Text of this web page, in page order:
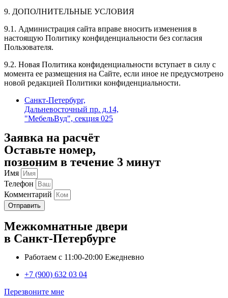
9. ДОПОЛНИТЕЛЬНЫЕ УСЛОВИЯ
9.1. Администрация сайта вправе вносить изменения в
настоящую Политику конфиденциальности без согласия
Пользователя.
9.2. Новая Политика конфиденциальности вступает в силу с
момента ее размещения на Сайте, если иное не предусмотрено
новой редакцией Политики конфиденциальности.
Санкт-Петербург,
Дальневосточный пр. д.14,
"МебельВуд", секция 025
Заявка на расчёт
Оставьте номер,
позвоним в течение 3 минут
Имя
Телефон
Комментарий
Отправить
Межкомнатные двери
в Санкт-Петербурге
Работаем с 11:00-20:00 Ежедневно
+7 (900) 632 03 04
Перезвоните мне